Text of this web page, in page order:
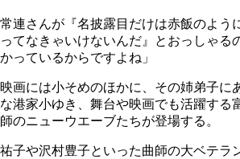
常連さんが『名披露目だけは赤飯のよう
ってなきゃいけないんだ』とおっしゃる
かっているからですよね」
映画には小そめのほかに、その姉弟子に
な港家小ゆき、舞台や映画でも活躍する
師のニューウエーブたちが登場する。
祐子や沢村豊子といった曲師の大ベテラ